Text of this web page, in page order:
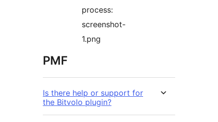
process:
screenshot-
1.png
PMF
Is there help or support for
the Bitvolo plugin?